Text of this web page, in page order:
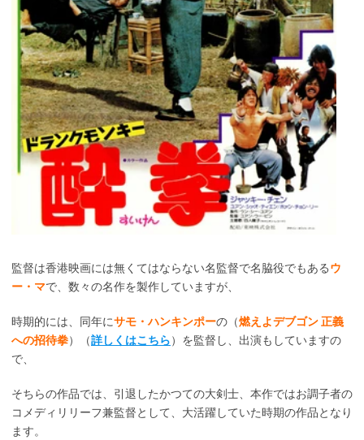
監督は香港映画には無くてはならない名監督で名脇役でもあるウ
ー・マで、数々の名作を製作していますが、
時期的には、同年にサモ・ハンキンポーの（燃えよデブゴン 正義
への招待拳）（詳しくはこちら）を監督し、出演もしていますの
で、
そちらの作品では、引退したかつての大剣士、本作ではお調子者の
コメディリリーフ兼監督として、大活躍していた時期の作品となり
ます。